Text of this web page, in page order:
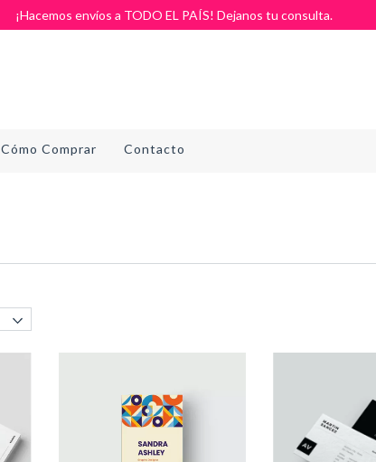
¡Hacemos envíos a TODO EL PAÍS! Dejanos tu consulta.
Cómo Comprar Contacto